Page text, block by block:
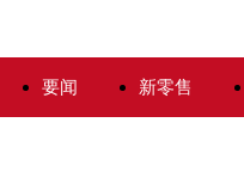
要闻 新零售